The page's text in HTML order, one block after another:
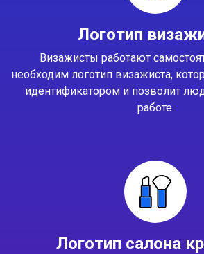
Логотип
Визажисты работают
необходим логотип визажиста,
идентификатором и позволит
работе.
Логотип салона